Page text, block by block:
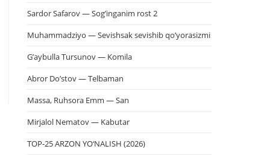
Sardor Safarov — Sog’inganim rost 2
Muhammadziyo — Sevishsak sevishib qo’yorasizmi
G’aybulla Tursunov — Komila
Abror Do’stov — Telbaman
Massa, Ruhsora Emm — San
Mirjalol Nematov — Kabutar
TOP-25 ARZON YO‘NALISH (2026)